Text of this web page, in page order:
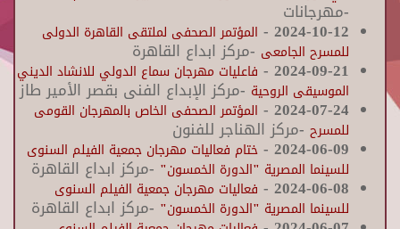
-مهرجانات
2024-10-12
- المؤتمر الصحفى لملتقى القاهرة الدولى
للمسرح الجامعى -مركز ابداع القاهرة
2024-09-21
- فاعليات مهرجان سماع الدولي للانشاد الديني
الموسيقى الروحية -مركز الإبداع الفنى بقصر الأمير طاز
2024-07-24
- المؤتمر الصحفى الخاص بالمهرجان القومى
للمسرح -مركز الهناجر للفنون
2024-06-09
- ختام فعاليات مهرجان جمعية الفيلم السنوى
للسينما المصرية "الدورة الخمسون" -مركز ابداع القاهرة
2024-06-08
- فعاليات مهرجان جمعية الفيلم السنوى
للسينما المصرية "الدورة الخمسون" -مركز ابداع القاهرة